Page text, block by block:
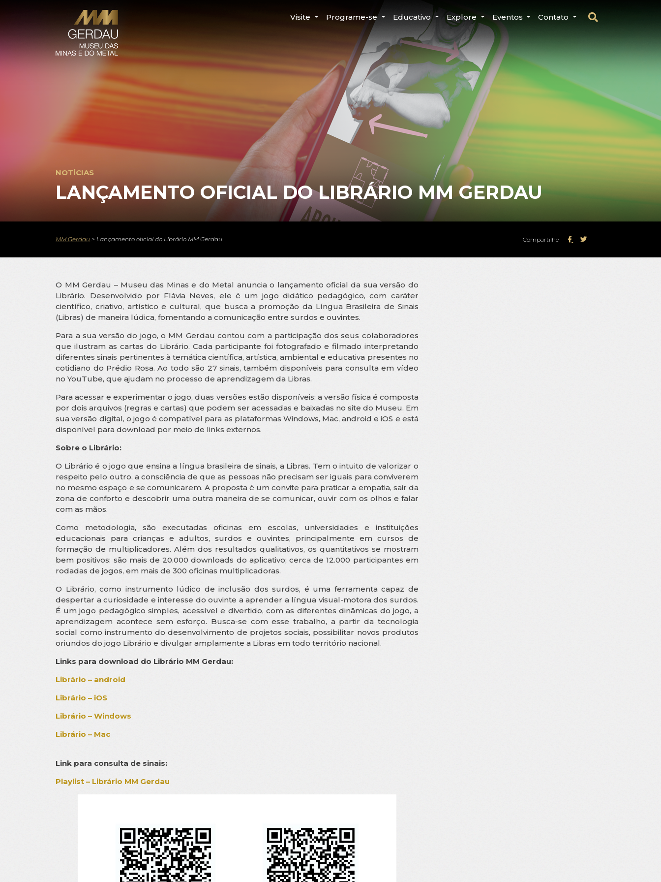
Visite Programe-se Educativo Explore Eventos Contato
NOTÍCIAS
LANÇAMENTO OFICIAL DO LIBRÁRIO MM GERDAU
MM Gerdau > Lançamento oficial do Librário MM Gerdau Compartilhe
O MM Gerdau – Museu das Minas e do Metal anuncia o lançamento oficial da sua versão do
Librário. Desenvolvido por Flávia Neves, ele é um jogo didático pedagógico, com caráter
científico, criativo, artístico e cultural, que busca a promoção da Língua Brasileira de Sinais
(Libras) de maneira lúdica, fomentando a comunicação entre surdos e ouvintes.
Para a sua versão do jogo, o MM Gerdau contou com a participação dos seus colaboradores
que ilustram as cartas do Librário. Cada participante foi fotografado e filmado interpretando
diferentes sinais pertinentes à temática científica, artística, ambiental e educativa presentes no
cotidiano do Prédio Rosa. Ao todo são 27 sinais, também disponíveis para consulta em vídeo
no YouTube, que ajudam no processo de aprendizagem da Libras.
Para acessar e experimentar o jogo, duas versões estão disponíveis: a versão física é composta
por dois arquivos (regras e cartas) que podem ser acessadas e baixadas no site do Museu. Em
sua versão digital, o jogo é compatível para as plataformas Windows, Mac, android e iOS e está
disponível para download por meio de links externos.
Sobre o Librário:
O Librário é o jogo que ensina a língua brasileira de sinais, a Libras. Tem o intuito de valorizar o
respeito pelo outro, a consciência de que as pessoas não precisam ser iguais para conviverem
no mesmo espaço e se comunicarem. A proposta é um convite para praticar a empatia, sair da
zona de conforto e descobrir uma outra maneira de se comunicar, ouvir com os olhos e falar
com as mãos.
Como metodologia, são executadas oficinas em escolas, universidades e instituições
educacionais para crianças e adultos, surdos e ouvintes, principalmente em cursos de
formação de multiplicadores. Além dos resultados qualitativos, os quantitativos se mostram
bem positivos: são mais de 20.000 downloads do aplicativo; cerca de 12.000 participantes em
rodadas de jogos, em mais de 300 oficinas multiplicadoras.
O Librário, como instrumento lúdico de inclusão dos surdos, é uma ferramenta capaz de
despertar a curiosidade e interesse do ouvinte a aprender a língua visual-motora dos surdos.
É um jogo pedagógico simples, acessível e divertido, com as diferentes dinâmicas do jogo, a
aprendizagem acontece sem esforço. Busca-se com esse trabalho, a partir da tecnologia
social como instrumento do desenvolvimento de projetos sociais, possibilitar novos produtos
oriundos do jogo Librário e divulgar amplamente a Libras em todo território nacional.
Links para download do Librário MM Gerdau:
Librário – android
Librário – iOS
Librário – Windows
Librário – Mac
Link para consulta de sinais:
Playlist – Librário MM Gerdau